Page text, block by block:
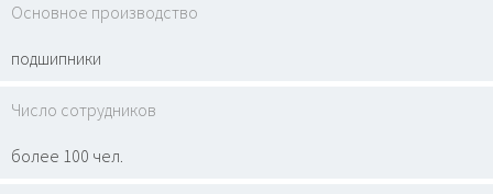
Основное производство
подшипники
Число сотрудников
более 100 чел.